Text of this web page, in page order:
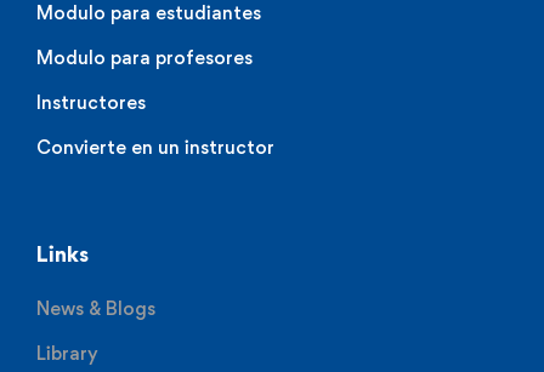
Modulo para estudiantes
Modulo para profesores
Instructores
Convierte en un instructor
Links
News & Blogs
Library